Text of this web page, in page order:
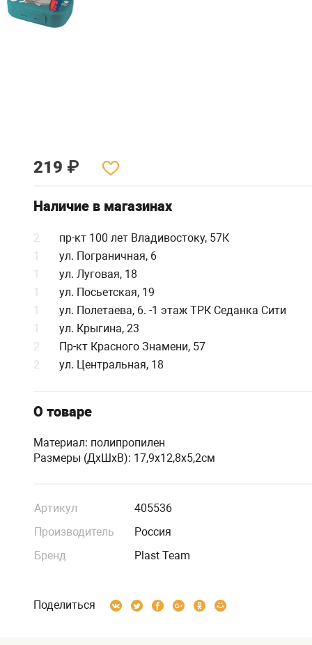
219 ₽
Наличие в магазинах
2
пр-кт 100 лет Владивостоку, 57К
1
ул. Пограничная, 6
1
ул. Луговая, 18
1
ул. Посьетская, 19
1
ул. Полетаева, 6. -1 этаж ТРК Седанка Сити
1
ул. Крыгина, 23
2
Пр-кт Красного Знамени, 57
2
ул. Центральная, 18
О товаре
Материал: полипропилен
Размеры (ДхШхВ): 17,9х12,8х5,2см
Артикул
405536
Производитель
Россия
Бренд
Plast Team
Поделиться